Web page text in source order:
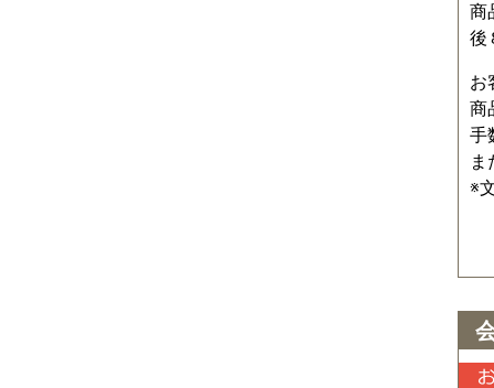
商
後
お
商
手
ま
※